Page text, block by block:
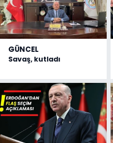
GÜNCEL
Savaş, kutladı